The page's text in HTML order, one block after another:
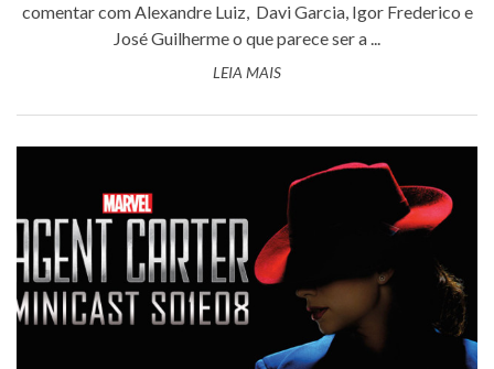
comentar com Alexandre Luiz, Davi Garcia, Igor Frederico e
José Guilherme o que parece ser a ...
LEIA MAIS